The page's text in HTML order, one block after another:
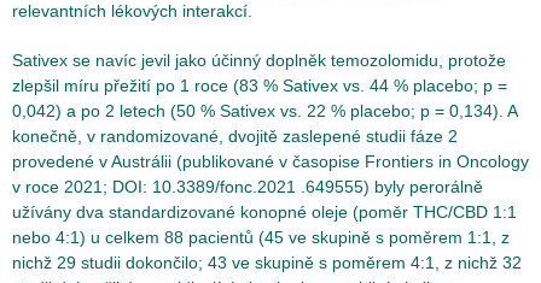
relevantních lékových interakcí.
Sativex se navíc jevil jako účinný doplněk temozolomidu, protože
zlepšil míru přežití po 1 roce (83 % Sativex vs. 44 % placebo; p =
0,042) a po 2 letech (50 % Sativex vs. 22 % placebo; p = 0,134). A
konečně, v randomizované, dvojitě zaslepené studii fáze 2
provedené v Austrálii (publikované v časopise Frontiers in Oncology
v roce 2021; DOI: 10.3389/fonc.2021 .649555) byly perorálně
užívány dva standardizované konopné oleje (poměr THC/CBD 1:1
nebo 4:1) u celkem 88 pacientů (45 ve skupině s poměrem 1:1, z
nichž 29 studii dokončilo; 43 ve skupině s poměrem 4:1, z nichž 32